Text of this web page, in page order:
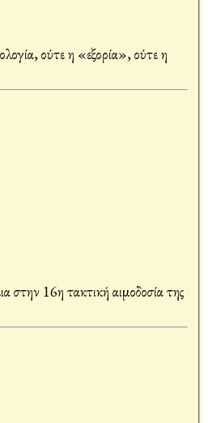
ούτε η «εξορία», ούτε η
στην 16η τακτική αιμοδοσία της